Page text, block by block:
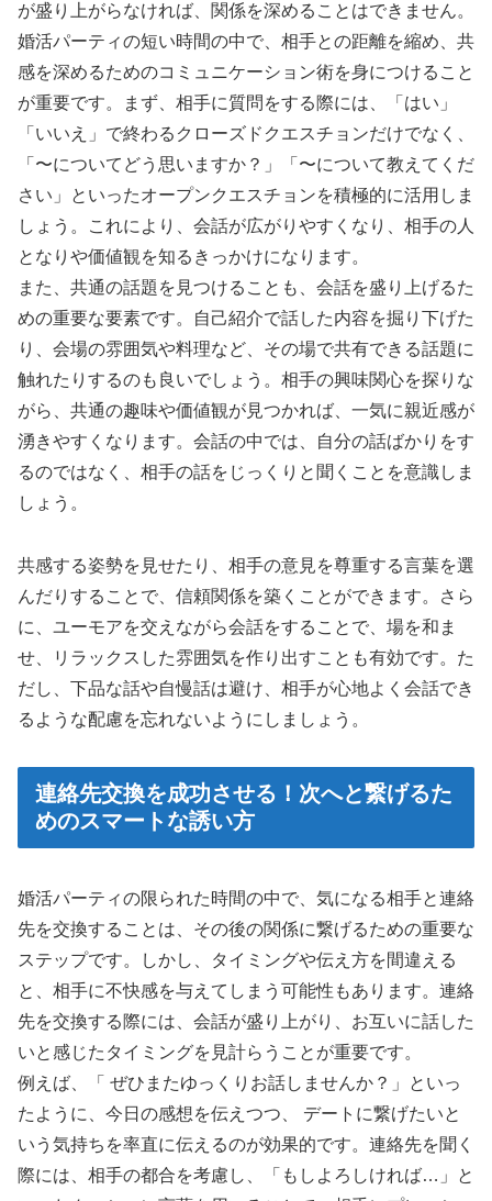
が盛り上がらなければ、関係を深めることはできません。
婚活パーティの短い時間の中で、相手との距離を縮め、共
感を深めるためのコミュニケーション術を身につけること
が重要です。まず、相手に質問をする際には、「はい」
「いいえ」で終わるクローズドクエスチョンだけでなく、
「〜についてどう思いますか？」「〜について教えてくだ
さい」といったオープンクエスチョンを積極的に活用しま
しょう。これにより、会話が広がりやすくなり、相手の人
となりや価値観を知るきっかけになります。
また、共通の話題を見つけることも、会話を盛り上げるた
めの重要な要素です。自己紹介で話した内容を掘り下げた
り、会場の雰囲気や料理など、その場で共有できる話題に
触れたりするのも良いでしょう。相手の興味関心を探りな
がら、共通の趣味や価値観が見つかれば、一気に親近感が
湧きやすくなります。会話の中では、自分の話ばかりをす
るのではなく、相手の話をじっくりと聞くことを意識しま
しょう。
共感する姿勢を見せたり、相手の意見を尊重する言葉を選
んだりすることで、信頼関係を築くことができます。さら
に、ユーモアを交えながら会話をすることで、場を和ま
せ、リラックスした雰囲気を作り出すことも有効です。た
だし、下品な話や自慢話は避け、相手が心地よく会話でき
るような配慮を忘れないようにしましょう。
連絡先交換を成功させる！次へと繋げるた
めのスマートな誘い方
婚活パーティの限られた時間の中で、気になる相手と連絡
先を交換することは、その後の関係に繋げるための重要な
ステップです。しかし、タイミングや伝え方を間違える
と、相手に不快感を与えてしまう可能性もあります。連絡
先を交換する際には、会話が盛り上がり、お互いに話した
いと感じたタイミングを見計らうことが重要です。
例えば、「 ぜひまたゆっくりお話しませんか？」といっ
たように、今日の感想を伝えつつ、 デートに繋げたいと
いう気持ちを率直に伝えるのが効果的です。連絡先を聞く
際には、相手の都合を考慮し、「もしよろしければ…」と